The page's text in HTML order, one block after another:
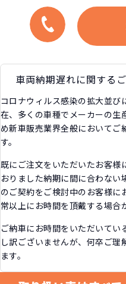
車両納期遅れに関する
コロナウィルス感染の拡大並び
在、多くの車種でメーカーの生
め新車販売業界全般においてご
す。
既にご注文をいただいたお客様
おりました納期に間に合わな
のご契約をご検討中のお客様に
常以上にお時間を頂戴する場合
ご納車にお時間をいただいて
し訳ございませんが、何卒ご
ます。